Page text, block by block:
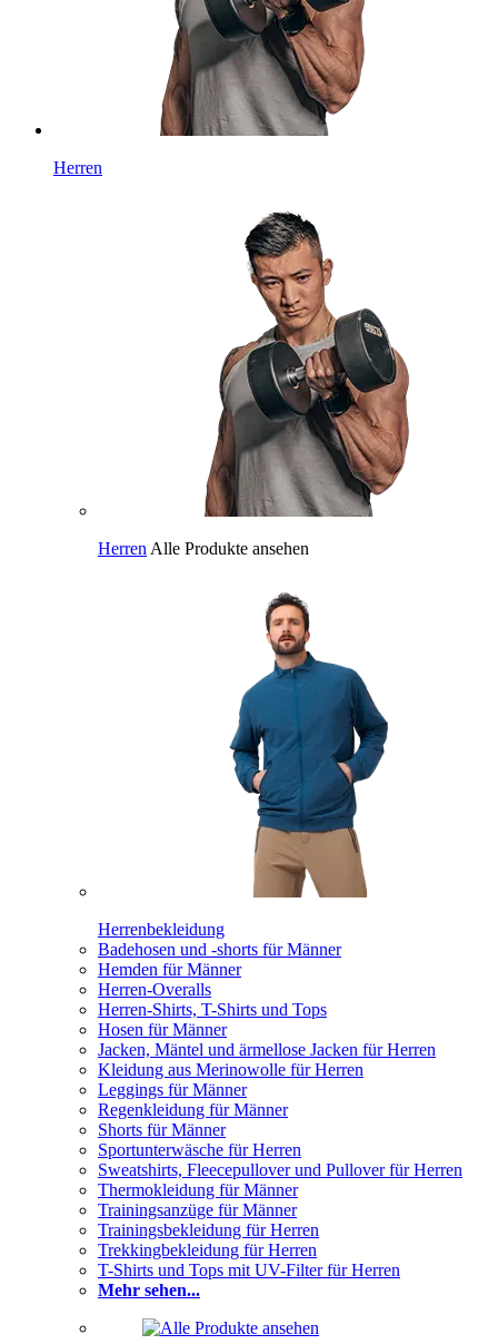
Herren
Herren Alle Produkte ansehen
Herrenbekleidung
Badehosen und -shorts für Männer
Hemden für Männer
Herren-Overalls
Herren-Shirts, T-Shirts und Tops
Hosen für Männer
Jacken, Mäntel und ärmellose Jacken für Herren
Kleidung aus Merinowolle für Herren
Leggings für Männer
Regenkleidung für Männer
Shorts für Männer
Sportunterwäsche für Herren
Sweatshirts, Fleecepullover und Pullover für Herren
Thermokleidung für Männer
Trainingsanzüge für Männer
Trainingsbekleidung für Herren
Trekkingbekleidung für Herren
T-Shirts und Tops mit UV-Filter für Herren
Mehr sehen...